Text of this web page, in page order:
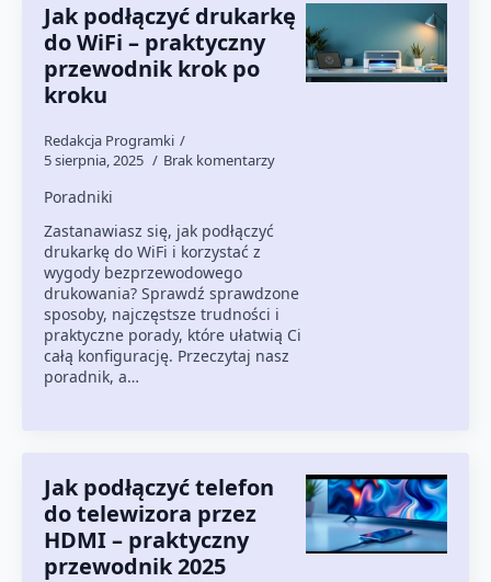
Jak podłączyć drukarkę
do WiFi – praktyczny
przewodnik krok po
kroku
Redakcja Programki
5 sierpnia, 2025
Brak komentarzy
Poradniki
Zastanawiasz się, jak podłączyć
drukarkę do WiFi i korzystać z
wygody bezprzewodowego
drukowania? Sprawdź sprawdzone
sposoby, najczęstsze trudności i
praktyczne porady, które ułatwią Ci
całą konfigurację. Przeczytaj nasz
poradnik, a…
Jak podłączyć telefon
do telewizora przez
HDMI – praktyczny
przewodnik 2025